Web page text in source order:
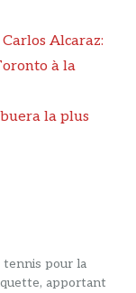
Alcaraz:
à la
la plus
pour la
apportant